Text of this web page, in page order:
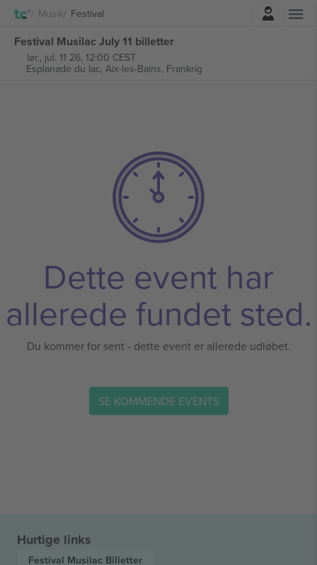
Musik Festival
Festival Musilac July 11 billetter
lør., jul. 11 26, 12:00 CEST
Esplanade du lac, Aix-les-Bains, Frankrig
Dette event har
allerede fundet sted.
Du kommer for sent - dette event er allerede udløbet.
SE KOMMENDE EVENTS
Hurtige links
Festival Musilac Billetter